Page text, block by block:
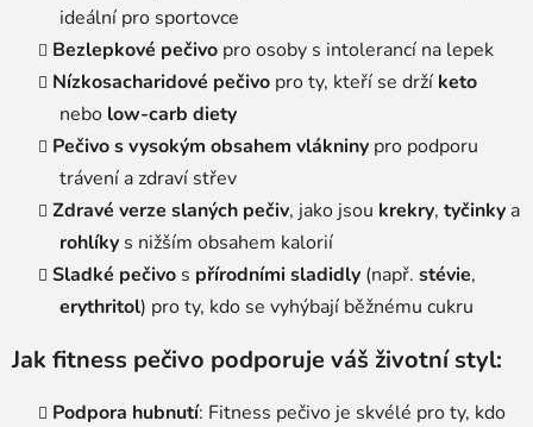
ideální pro sportovce
Bezlepkové pečivo pro osoby s intolerancí na lepek
Nízkosacharidové pečivo pro ty, kteří se drží keto
nebo low-carb diety
Pečivo s vysokým obsahem vlákniny pro podporu
trávení a zdraví střev
Zdravé verze slaných pečiv, jako jsou krekry, tyčinky a
rohlíky s nižším obsahem kalorií
Sladké pečivo s přírodními sladidly (např. stévie,
erythritol) pro ty, kdo se vyhýbají běžnému cukru
Jak fitness pečivo podporuje váš životní styl:
Podpora hubnutí: Fitness pečivo je skvélé pro ty, kdo